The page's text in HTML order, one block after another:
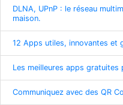
DLNA, UPnP : le réseau
maison.
12 Apps utiles, innovantes et
Les meilleures apps gratuites
Communiquez avec des QR